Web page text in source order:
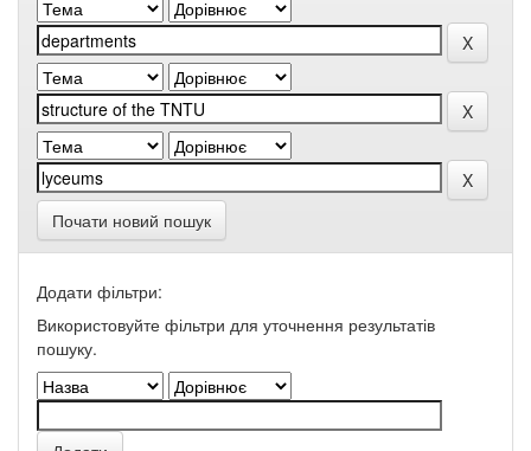
Почати новий пошук
Додати фільтри:
Використовуйте фільтри для уточнення результатів
пошуку.